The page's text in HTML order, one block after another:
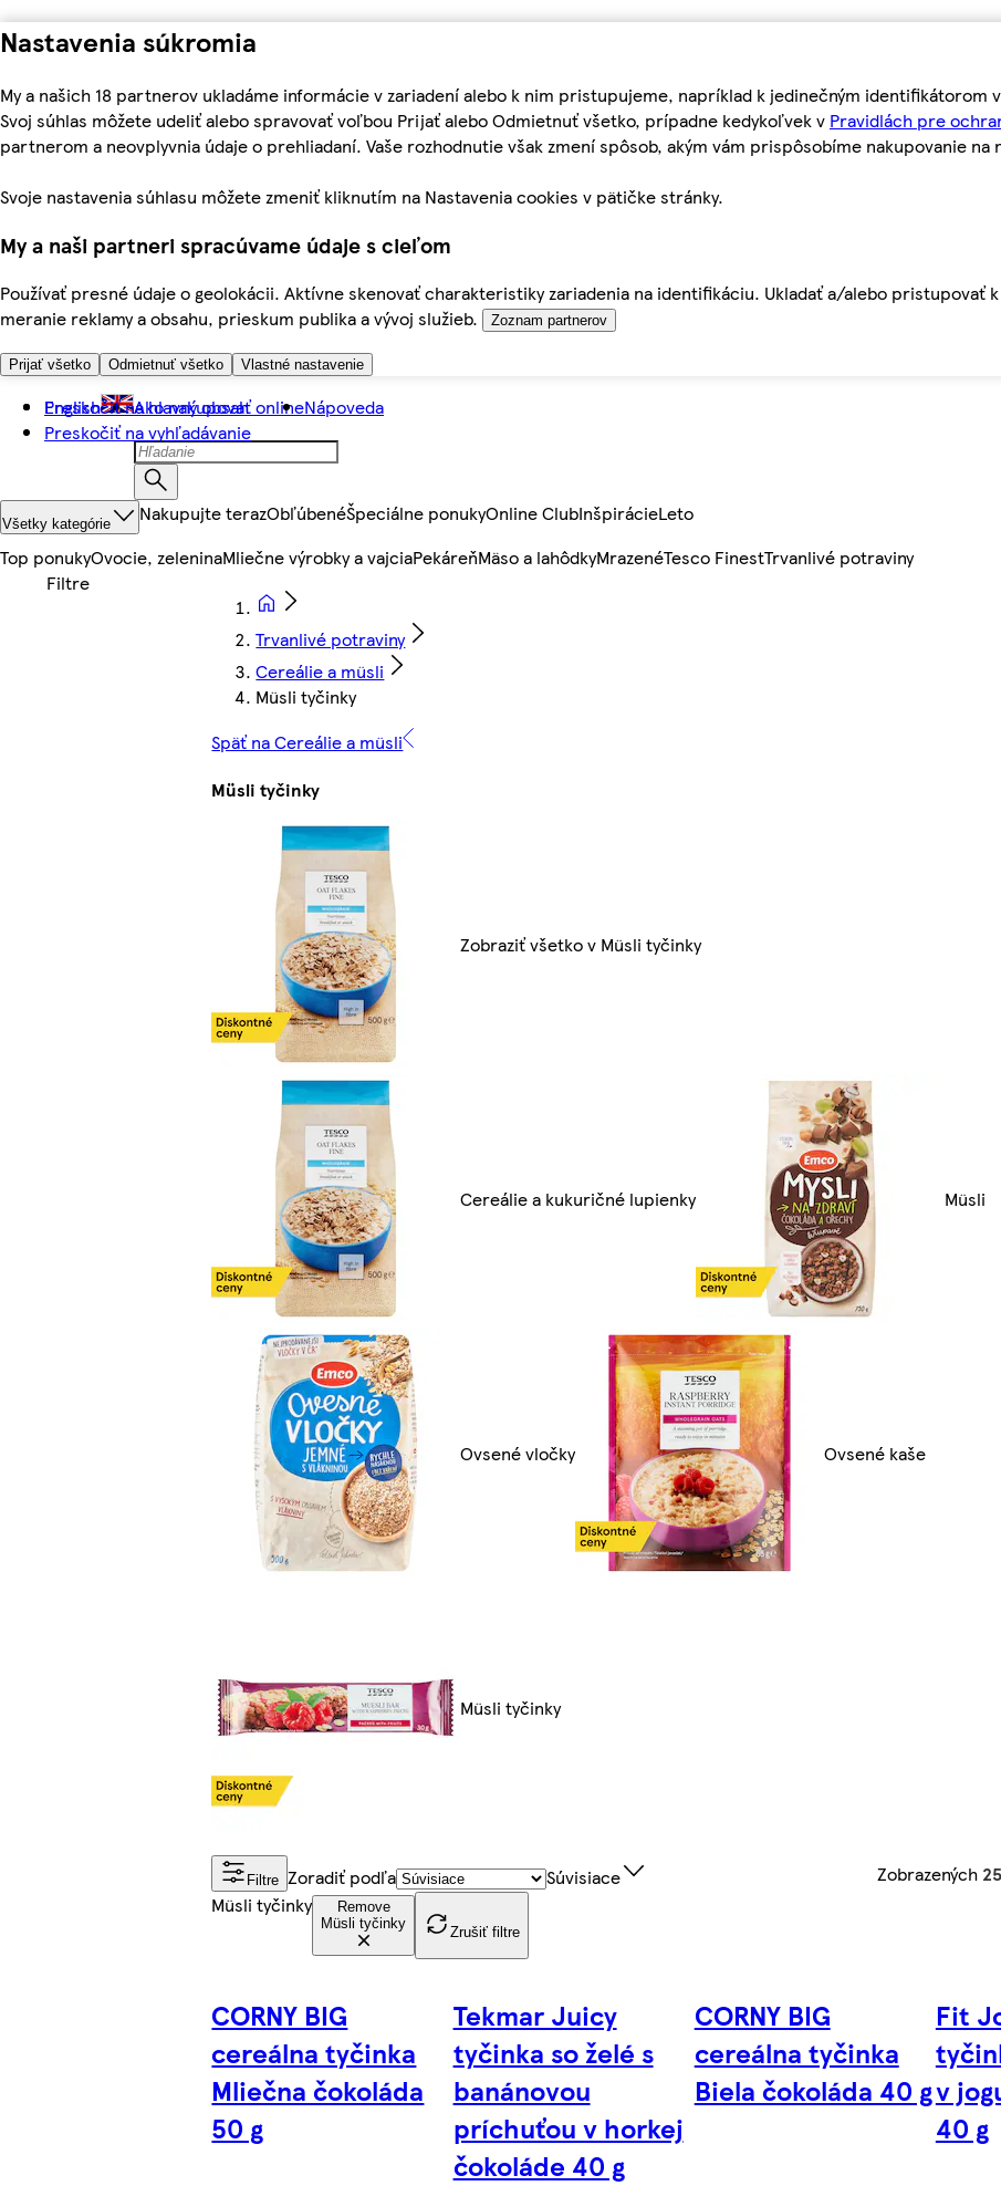
Nastavenia súkromia
My a našich 18 partnerov ukladáme informácie v zariadení alebo k nim pristupujeme, napríklad k jedinečným identifikátorom
Svoj súhlas môžete udeliť alebo spravovať voľbou Prijať alebo Odmietnuť všetko, prípadne kedykoľvek v Pravidlách pre
partnerom a neovplyvnia údaje o prehliadaní. Vaše rozhodnutie však zmení spôsob, akým vám prispôsobíme nakupovanie na
Svoje nastavenia súhlasu môžete zmeniť kliknutím na Nastavenia cookies v pätičke stránky.
My a naši partneri spracúvame údaje s cieľom
Používať presné údaje o geolokácii. Aktívne skenovať charakteristiky zariadenia na identifikáciu. Ukladať a/alebo pristupovať
meranie reklamy a obsahu, prieskum publika a vývoj služieb.
Zoznam partnerov
Prijať všetko Odmietnuť všetko Vlastné nastavenie
Preskočiť na hlavný obsah
Preskočiť na vyhľadávanie
English Ako nakupovať onlineNápoveda
Všetky kategórie Nakupujte terazObľúbenéŠpeciálne ponukyOnline ClubInšpirácieLeto
Top ponukyOvocie, zeleninaMliečne výrobky a vajciaPekáreňMäso a lahôdkyMrazenéTesco FinestTrvanlivé potraviny
Trvanlivé potraviny
Cereálie a müsli
Müsli tyčinky
Späť na Cereálie a müsli
Müsli tyčinky
Zobraziť všetko v Müsli tyčinky
Cereálie a kukuričné lupienky Müsli
Ovsené vločky Ovsené kaše
Müsli tyčinky
Filtre Zoradiť podľa Súvisiace Zobrazených
Müsli tyčinky
Remove
Müsli tyčinky
Zrušiť filtre
CORNY BIG
cereálna tyčinka
Mliečna čokoláda
50 g
Tekmar Juicy
tyčinka so želé s
banánovou
príchuťou v horkej
čokoláde 40 g
CORNY BIG
cereálna tyčinka
Biela čokoláda 40 g
Fit
v
40 g